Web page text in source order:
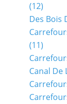
(12)
Des Bois
(11)
Canal De